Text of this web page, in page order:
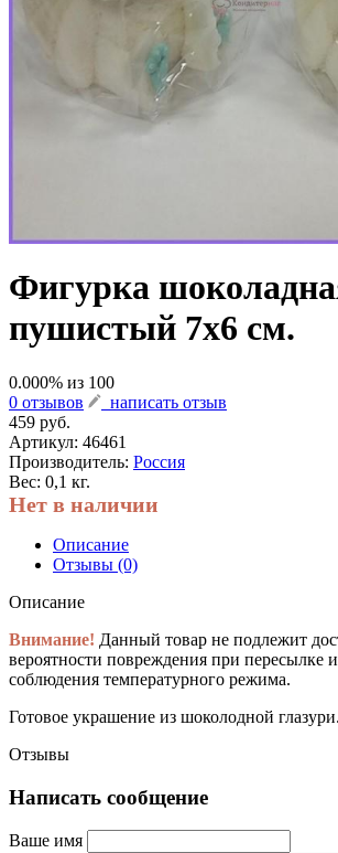
Фигурка
пушистый 7х6 см.
0.000% из 100
0 отзывов
написать отзыв
459 руб.
Артикул: 46461
Производитель: Россия
Вес: 0,1 кг.
Нет в наличии
Описание
Отзывы (0)
Описание
Внимание! Данный товар не подлежит
вероятности повреждения при пересылке
соблюдения температурного режима.
Готовое украшение из шоколодной глазури.
Отзывы
Написать сообщение
Ваше имя